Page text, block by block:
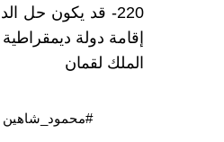
220- قد يكون حل
إقامة دولة
الملك لقمان
#محمود_شاهين